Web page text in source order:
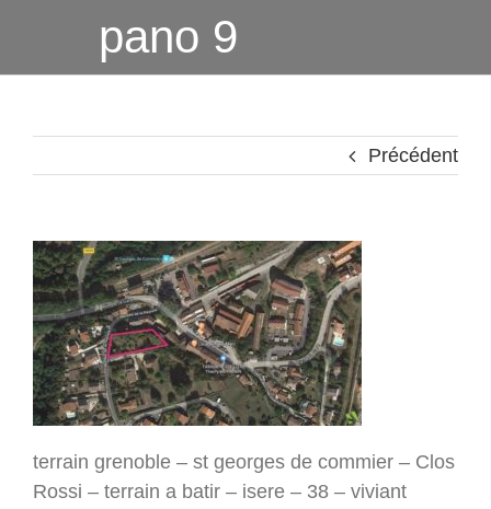
pano 9
Précédent
terrain grenoble – st georges de commier – Clos
Rossi – terrain a batir – isere – 38 – viviant